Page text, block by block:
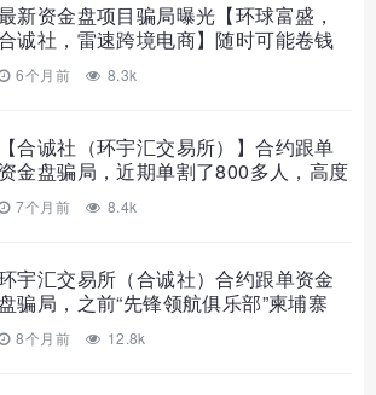
新资金盘项目骗局曝光【环球富盛，
诚社，雷速跨境电商】随时可能卷钱
跑 6个月前 8.3k
【合诚社（环宇汇交易所）】合约跟单
资金盘骗局，近期单割了800多人，高度
预7个月前 8.4k
宇汇交易所（合诚社）合约跟单资金
骗局，之前“先锋领航俱乐部”柬埔寨
8个月前 12.8k